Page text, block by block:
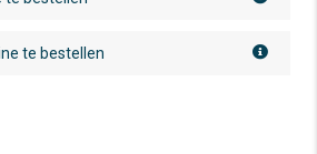
te bestellen